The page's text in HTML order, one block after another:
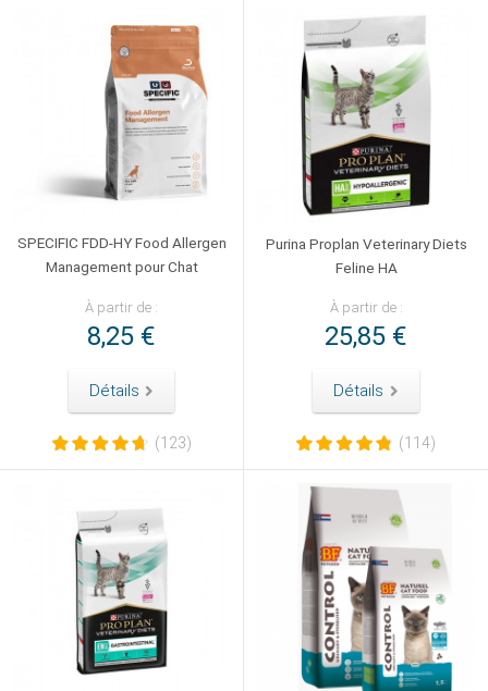
SPECIFIC FDD-HY Food Allergen
Management pour Chat
À partir de :
8,25 €
Détails
(123)
Purina Proplan Veterinary Diets
Feline HA
À partir de :
25,85 €
Détails
(114)